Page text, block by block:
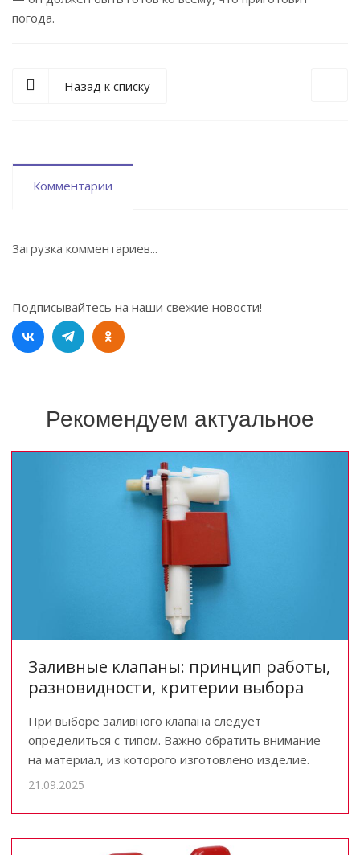
погода.
Назад к списку
Комментарии
Загрузка комментариев...
Подписывайтесь на наши свежие новости!
Рекомендуем актуальное
Заливные клапаны: принцип работы,
разновидности, критерии выбора
При выборе заливного клапана следует
определиться с типом. Важно обратить внимание
на материал, из которого изготовлено изделие.
21.09.2025